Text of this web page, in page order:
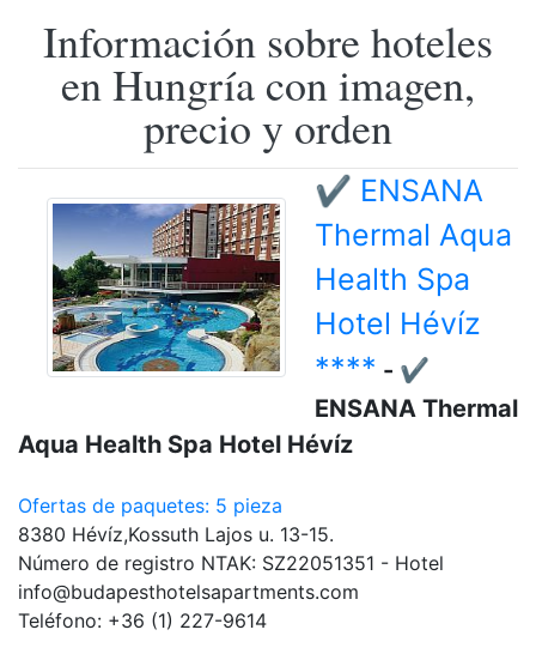
Información sobre hoteles
en Hungría con imagen,
precio y orden
✔️ ENSANA
Thermal Aqua
Health Spa
Hotel Hévíz
**** - ✔️
ENSANA Thermal
Aqua Health Spa Hotel Hévíz
Ofertas de paquetes: 5 pieza
8380 Hévíz,Kossuth Lajos u. 13-15.
Número de registro NTAK: SZ22051351 - Hotel
info@budapesthotelsapartments.com
Teléfono: +36 (1) 227-9614